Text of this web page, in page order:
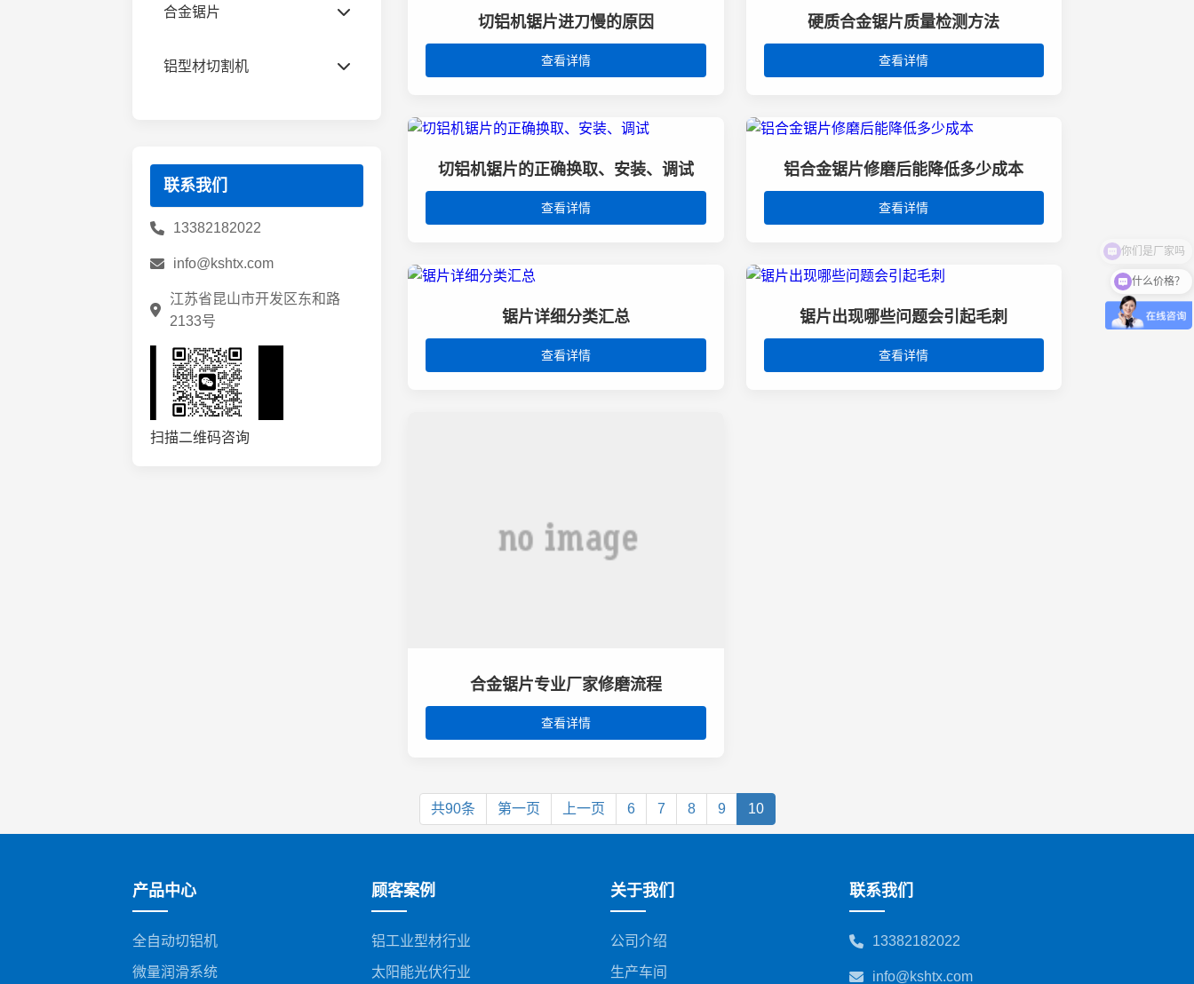
散热器切割机
合金锯片
铝铸件切割锯片
锯片修磨补齿
和源锯片
兼房锯片
铝型材切割机
联系我们
13382182022
info@kshtx.com
江苏省昆山市开发区东和路
2133号
扫描二维码咨询
切铝机锯片进刀慢的原因
查看详情
硬质合金锯片质量检测方法
查看详情
切铝机锯片的正确换取、安装、调试
查看详情
铝合金锯片修磨后能降低多少成本
查看详情
锯片详细分类汇总
查看详情
锯片出现哪些问题会引起毛刺
查看详情
合金锯片专业厂家修磨流程
查看详情
共90条 第一页 上一页 6 7 8 9 10
产品中心
全自动切铝机
微量润滑系统
顾客案例
铝工业型材行业
太阳能光伏行业
关于我们
公司介绍
生产车间
联系我们
13382182022
info@kshtx.com
什么价格？